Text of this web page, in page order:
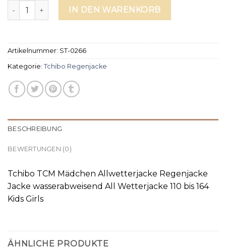
tchibo regenjacke MengeIN DEN WARENKORB
Artikelnummer: ST-0266
Kategorie: Tchibo Regenjacke
BESCHREIBUNG
BEWERTUNGEN (0)
Tchibo TCM Mädchen Allwetterjacke Regenjacke
Jacke wasserabweisend All Wetterjacke 110 bis 164
Kids Girls
ÄHNLICHE PRODUKTE